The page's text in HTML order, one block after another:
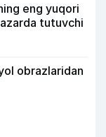
eng yuqori
tutuvchi
obrazlaridan